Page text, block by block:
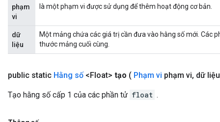
phạm
vi
là một phạm vi được sử dụng để thêm hoạt động cơ bản.
dữ
liệu
Một mảng chứa các giá trị cần đưa vào hằng số mới. Các
thước mảng cuối cùng.
public static Hằng số<Float> tạo ( Phạm vi phạm vi, dữ
Tạo hằng số cấp 1 của các phần tử float .